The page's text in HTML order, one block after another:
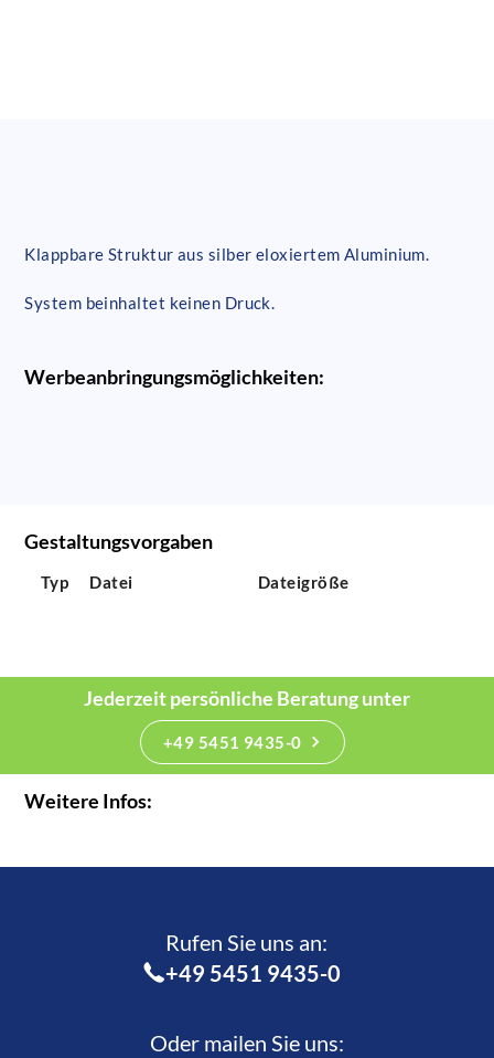
Klappbare Struktur aus silber eloxiertem Aluminium.
System beinhaltet keinen Druck.
Werbeanbringungsmöglichkeiten:
Gestaltungsvorgaben
Typ Datei Dateigröße
Jederzeit persönliche Beratung unter
+49 5451 9435-0
Weitere Infos:
Rufen Sie uns an:­
+49 5451 9435-0
Oder mailen Sie uns: